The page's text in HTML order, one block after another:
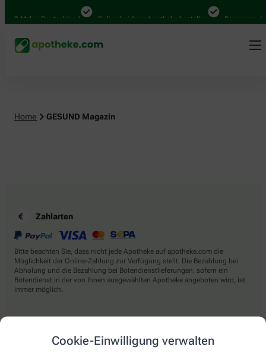
Cookie-Einwilligung verwalten
Mal in Deutschland Online bei Ihrer Apotheke bestellen Bequem
Home GESUND Magazin
Zahlarten
Bitte beachten Sie, dass nicht jede Apotheke auf apotheke.com die
Möglichkeit der Online-Zahlung zur Verfügung stellt. Die Bezahlung bei
Abholung und die Bezahlung bei Botendienstlieferungen, sofern ein
Botendienst in der von Ihnen ausgewählten Apotheke angeboten wird, ist
immer möglich.
Lieferarten